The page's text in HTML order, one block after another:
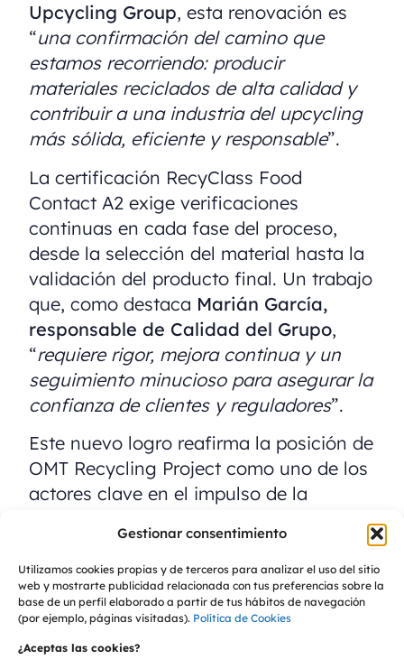
Gestionar consentimiento
Utilizamos cookies propias y de terceros para analizar el uso del sitio
web y mostrarte publicidad relacionada con tus preferencias sobre la
base de un perfil elaborado a partir de tus hábitos de navegación
(por ejemplo, páginas visitadas). Política de Cookies
¿Aceptas las cookies?
Upcycling Group, esta renovación es
“una confirmación del camino que
estamos recorriendo: producir
materiales reciclados de alta calidad y
contribuir a una industria del upcycling
más sólida, eficiente y responsable”.
La certificación RecyClass Food
Contact A2 exige verificaciones
continuas en cada fase del proceso,
desde la selección del material hasta la
validación del producto final. Un trabajo
que, como destaca Marián García,
responsable de Calidad del Grupo,
“requiere rigor, mejora continua y un
seguimiento minucioso para asegurar la
confianza de clientes y reguladores”.
Este nuevo logro reafirma la posición de
OMT Recycling Project como uno de los
actores clave en el impulso de la
ofrecer materiales reciclados fiables,
seguros y alineados con las
exigencias de una industria que
avanza hacia modelos productivos